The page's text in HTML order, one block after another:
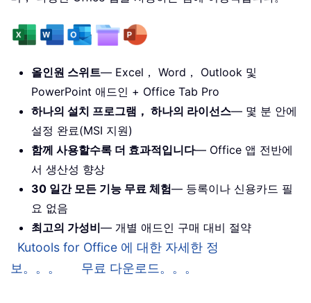
올인원 스위트— Excel， Word， Outlook 및
PowerPoint 애드인 + Office Tab Pro
하나의 설치 프로그램， 하나의 라이선스— 몇 분 안에
설정 완료(MSI 지원)
함께 사용할수록 더 효과적입니다— Office 앱 전반에
서 생산성 향상
30 일간 모든 기능 무료 체험— 등록이나 신용카드 필
요 없음
최고의 가성비— 개별 애드인 구매 대비 절약
Kutools for Office 에 대한 자세한 정
보。。。
무료 다운로드。。。